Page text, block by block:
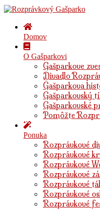
Domov
O Gašparkovi
Gašparkove
Divadlo
Gašparkova
Gašparkovský
Gašparkovské
Pomôžte
Ponuka
Rozprávkové
Rozprávkové
Rozprávkové
Rozprávkové
Rozprávkové
Rozprávkové
Rozprávkové